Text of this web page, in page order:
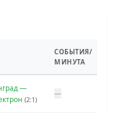
СОБЫТИЯ/
МИНУТА
—
(2:1)
—